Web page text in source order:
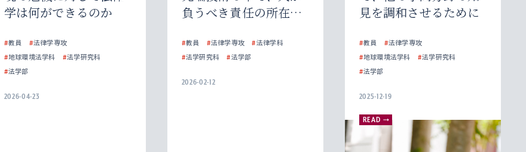
学は何ができるのか
#教員 #法律学専攻
#地球環境法学科 #法学研究科
#法学部
2026-04-23
負うべき責任の所在と
#教員 #法律学専攻 #法律学科
#法学研究科 #法学部
2026-02-12
見を調和させるために
#教員 #法律学専攻
#地球環境法学科 #法学研究科
#法学部
2025-12-19
READ